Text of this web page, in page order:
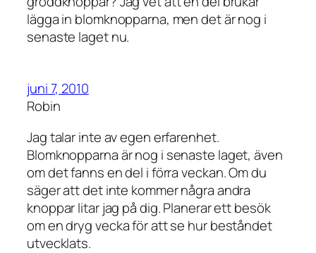
lägga in blomknopparna, men det är nog i
senaste laget nu.
juni 7, 2010
Robin
Jag talar inte av egen erfarenhet.
Blomknopparna är nog i senaste laget, även
om det fanns en del i förra veckan. Om du
säger att det inte kommer några andra
knoppar litar jag på dig. Planerar ett besök
om en dryg vecka för att se hur beståndet
utvecklats.